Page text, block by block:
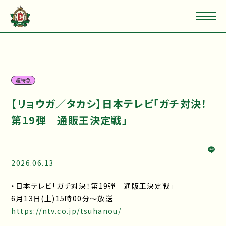
超特急
【リョウガ／タカシ】日本テレビ「ガチ対決！
第19弾 通販王決定戦」
2026.06.13
・日本テレビ「ガチ対決！第19弾 通販王決定戦」
6月13日(土)15時00分～放送
https://ntv.co.jp/tsuhanou/